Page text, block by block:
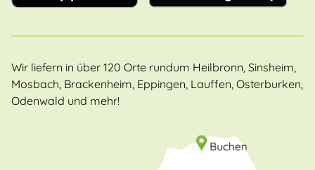
Wir liefern in über 120 Orte rundum Heilbronn, Sinsheim,
Mosbach, Brackenheim, Eppingen, Lauffen, Osterburken,
Odenwald und mehr!